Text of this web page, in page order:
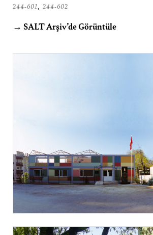
244-601, 244-602
→ SALT Arşiv’de Görüntüle